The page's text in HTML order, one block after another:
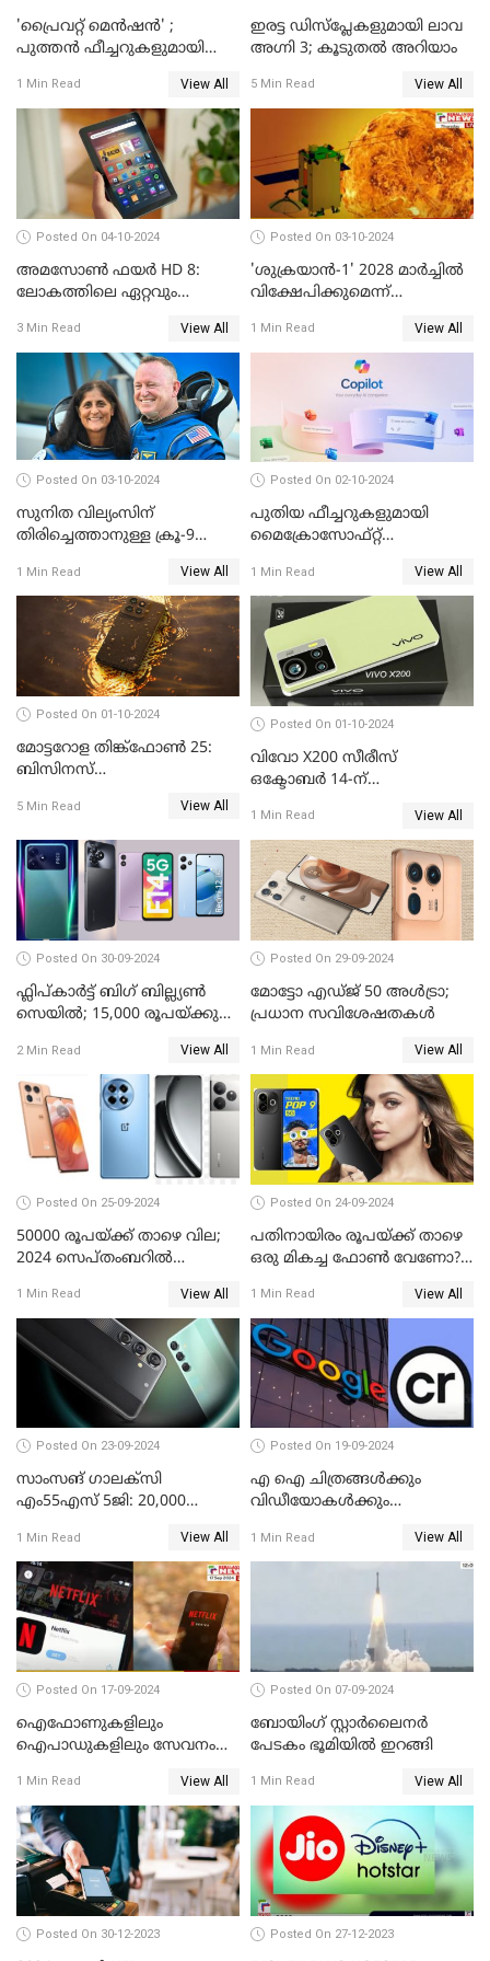
'പ്രൈവറ്റ് മെന്‍ഷന്‍' ;
പുത്തന്‍ ഫീച്ചറുകളുമായി
1 Min Read View All
ഇരട്ട ഡിസ്‌പ്ലേകളുമായി ലാവ
അഗ്നി 3; കൂടുതൽ അറിയാം
5 Min Read View All
Posted On 04-10-2024
അമസോൺ ഫയർ HD 8:
ലോകത്തിലെ ഏറ്റവും
എത്തി!
3 Min Read View All
Posted On 03-10-2024
'ശുക്രയാന്‍-1' 2028 മാര്‍ച്ചില്‍
വിക്ഷേപിക്കുമെന്ന്
1 Min Read View All
Posted On 03-10-2024
സുനിത വില്യംസിന്
തിരിച്ചെത്താനുള്ള ക്രൂ-9
ഐഎസ്എസിലെത്തി
1 Min Read View All
Posted On 02-10-2024
പുതിയ ഫീച്ചറുകളുമായി
മൈക്രോസോഫ്റ്റ്
1 Min Read View All
Posted On 01-10-2024
മോട്ടറോള തിങ്ക്ഫോൺ 25:
ബിസിനസ്
പുതിയൊരു കരുത്ത്
5 Min Read View All
Posted On 01-10-2024
വിവോ X200 സീരീസ്
ഒക്ടോബർ 14-ന്
വിവരങ്ങൾ പുറത്ത്
1 Min Read View All
Posted On 30-09-2024
ഫ്ലിപ്കാർട്ട് ബിഗ് ബില്ല്യൺ
സെയിൽ; 15,000 രൂപയ്ക്കു
സ്മാർട്ട്ഫോണുകൾ
2 Min Read View All
Posted On 29-09-2024
മോട്ടോ എഡ്ജ് 50 അൾട്രാ;
പ്രധാന സവിശേഷതകൾ
1 Min Read View All
Posted On 25-09-2024
50000 രൂപയ്ക്ക് താഴെ വില;
2024 സെപ്തംബറിൽ
മൊബൈൽ ഫോണുകൾ
1 Min Read View All
Posted On 24-09-2024
പതിനായിരം രൂപയ്ക്ക് താഴെ
ഒരു മികച്ച ഫോൺ വേണോ?
അവതരിപ്പിച്ചു
1 Min Read View All
Posted On 23-09-2024
സാംസങ് ഗാലക്സി
എം55എസ് 5ജി: 20,000
മികച്ച സ്മാർട്ട്ഫോൺ
1 Min Read View All
Posted On 19-09-2024
എ ഐ ചിത്രങ്ങള്‍ക്കും
വിഡീയോകള്‍ക്കും
1 Min Read View All
Posted On 17-09-2024
ഐഫോണുകളിലും
ഐപാഡുകളിലും സേവനം
നെറ്റ്ഫ്‌ളിക്‌സ്
1 Min Read View All
Posted On 07-09-2024
ബോയിംഗ് സ്റ്റാര്‍ലൈനര്‍
പേടകം ഭൂമിയില്‍ ഇറങ്ങി
1 Min Read View All
Posted On 30-12-2023 Posted On 27-12-2023